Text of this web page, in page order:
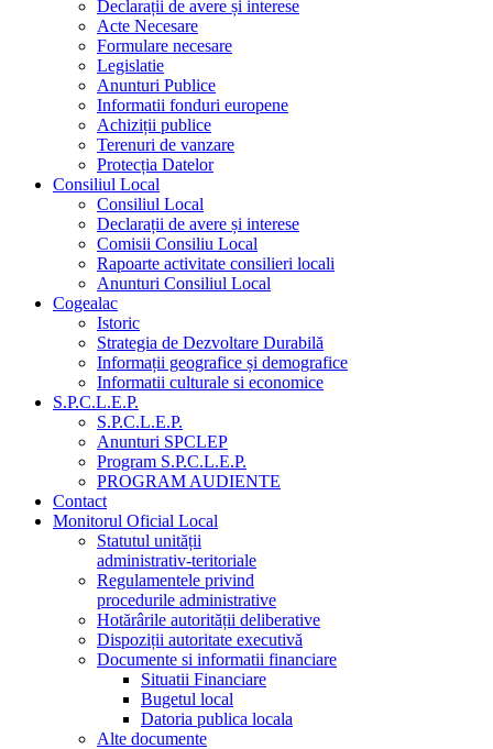
Declarații de avere și interese
Acte Necesare
Formulare necesare
Legislatie
Anunturi Publice
Informatii fonduri europene
Achiziții publice
Terenuri de vanzare
Protecția Datelor
Consiliul Local
Consiliul Local
Declarații de avere și interese
Comisii Consiliu Local
Rapoarte activitate consilieri locali
Anunturi Consiliul Local
Cogealac
Istoric
Strategia de Dezvoltare Durabilă
Informații geografice și demografice
Informatii culturale si economice
S.P.C.L.E.P.
S.P.C.L.E.P.
Anunturi SPCLEP
Program S.P.C.L.E.P.
PROGRAM AUDIENTE
Contact
Monitorul Oficial Local
Statutul unității
administrativ-teritoriale
Regulamentele privind
procedurile administrative
Hotărârile autorității deliberative
Dispoziții autoritate executivă
Documente si informatii financiare
Situatii Financiare
Bugetul local
Datoria publica locala
Alte documente